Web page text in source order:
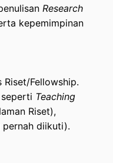
Research
kepemimpinan
Riset/Fellowship.
Teaching
Riset),
pernah diikuti).